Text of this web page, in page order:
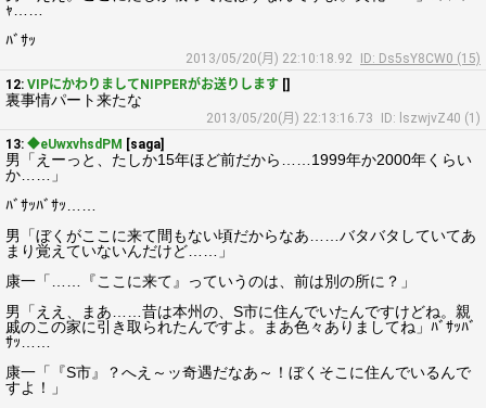
ｬ……
ﾊﾞｻｯ
2013/05/20(月) 22:10:18.92
ID: Ds5sY8CW0 (15)
12: VIPにかわりましてNIPPERがお送りします []
裏事情パート来たな
2013/05/20(月) 22:13:16.73
ID: lszwjvZ40 (1)
13: ◆eUwxvhsdPM [saga]
男「えーっと、たしか15年ほど前だから……1999年か2000年くらい
か……」
ﾊﾞｻｯﾊﾞｻｯ……
男「ぼくがここに来て間もない頃だからなあ……バタバタしていてあ
まり覚えていないんだけど……」
康一「……『ここに来て』っていうのは、前は別の所に？」
男「ええ、まあ……昔は本州の、S市に住んでいたんですけどね。親
戚のこの家に引き取られたんですよ。まあ色々ありましてね」ﾊﾞｻｯﾊﾞ
ｻｯ……
康一「『S市』？へえ～ッ奇遇だなあ～！ぼくそこに住んでいるんで
すよ！」